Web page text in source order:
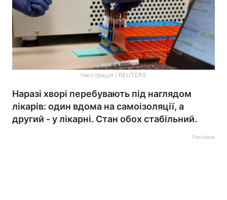
Ілюстрація / REUTERS
Наразі хворі перебувають під наглядом
лікарів: один вдома на самоізоляції, а
другий - у лікарні. Стан обох стабільний.
Реклама